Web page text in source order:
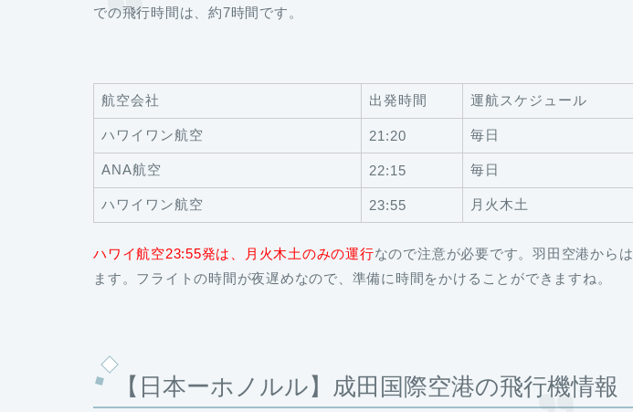
での飛行時間は、約7時間です。
航空会社 出発時間 運航スケジュール
ハワイワン航空 21:20 毎日
ANA航空 22:15 毎日
ハワイワン航空 23:55 月火木土
ハワイ航空23:55発は、月火木土のみの運行なので注意が必要です。羽田空港からは
ます。フライトの時間が夜遅めなので、準備に時間をかけることができますね。
【日本ーホノルル】成田国際空港の飛行機情報